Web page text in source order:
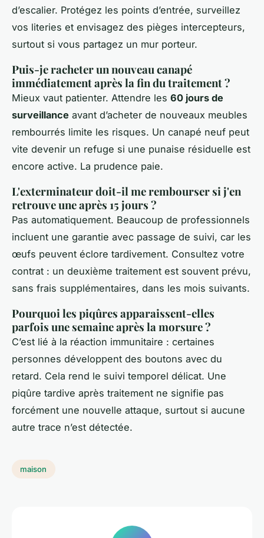
d’escalier. Protégez les points d’entrée, surveillez
vos literies et envisagez des pièges intercepteurs,
surtout si vous partagez un mur porteur.
Puis-je racheter un nouveau canapé
immédiatement après la fin du traitement ?
Mieux vaut patienter. Attendre les 60 jours de
surveillance avant d’acheter de nouveaux meubles
rembourrés limite les risques. Un canapé neuf peut
vite devenir un refuge si une punaise résiduelle est
encore active. La prudence paie.
L'exterminateur doit-il me rembourser si j'en
retrouve une après 15 jours ?
Pas automatiquement. Beaucoup de professionnels
incluent une garantie avec passage de suivi, car les
œufs peuvent éclore tardivement. Consultez votre
contrat : un deuxième traitement est souvent prévu,
sans frais supplémentaires, dans les mois suivants.
Pourquoi les piqûres apparaissent-elles
parfois une semaine après la morsure ?
C’est lié à la réaction immunitaire : certaines
personnes développent des boutons avec du
retard. Cela rend le suivi temporel délicat. Une
piqûre tardive après traitement ne signifie pas
forcément une nouvelle attaque, surtout si aucune
autre trace n’est détectée.
maison